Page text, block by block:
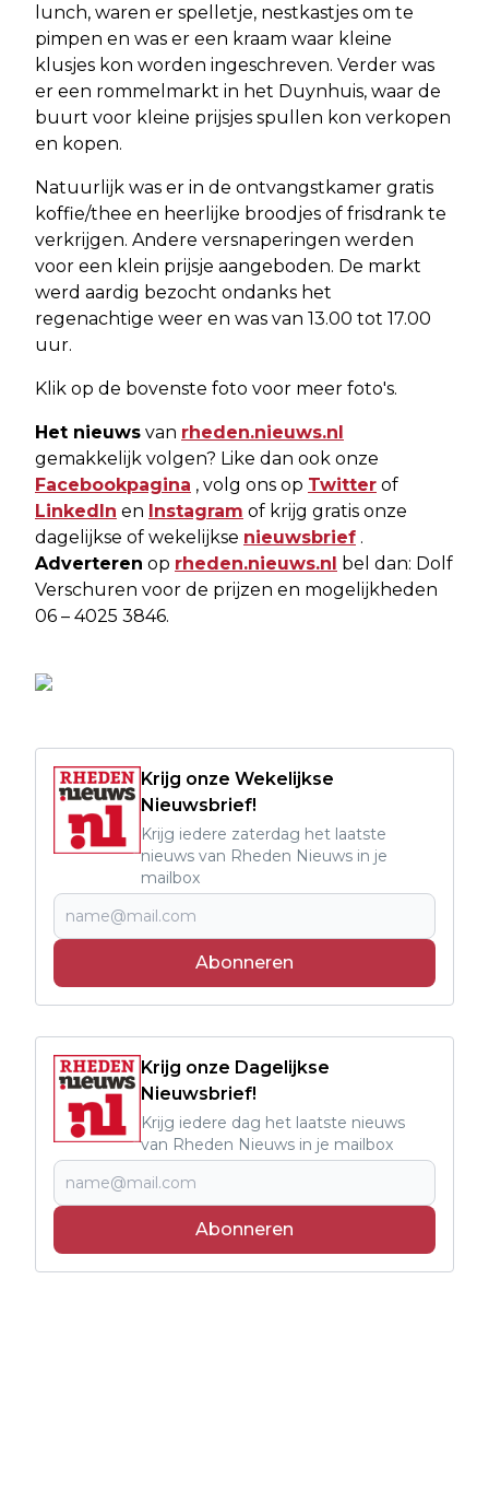
lunch, waren er spelletje, nestkastjes om te
pimpen en was er een kraam waar kleine
klusjes kon worden ingeschreven. Verder was
er een rommelmarkt in het Duynhuis, waar de
buurt voor kleine prijsjes spullen kon verkopen
en kopen.
Natuurlijk was er in de ontvangstkamer gratis
koffie/thee en heerlijke broodjes of frisdrank te
verkrijgen. Andere versnaperingen werden
voor een klein prijsje aangeboden. De markt
werd aardig bezocht ondanks het
regenachtige weer en was van 13.00 tot 17.00
uur.
Klik op de bovenste foto voor meer foto's.
Het nieuws van rheden.nieuws.nl
gemakkelijk volgen? Like dan ook onze
Facebookpagina , volg ons op Twitter of
LinkedIn en Instagram of krijg gratis onze
dagelijkse of wekelijkse nieuwsbrief .
Adverteren op rheden.nieuws.nl bel dan: Dolf
Verschuren voor de prijzen en mogelijkheden
06 – 4025 3846.
Krijg onze Wekelijkse
Nieuwsbrief!
Krijg iedere zaterdag het laatste
nieuws van Rheden Nieuws in je
mailbox
Abonneren
Krijg onze Dagelijkse
Nieuwsbrief!
Krijg iedere dag het laatste nieuws
van Rheden Nieuws in je mailbox
Abonneren